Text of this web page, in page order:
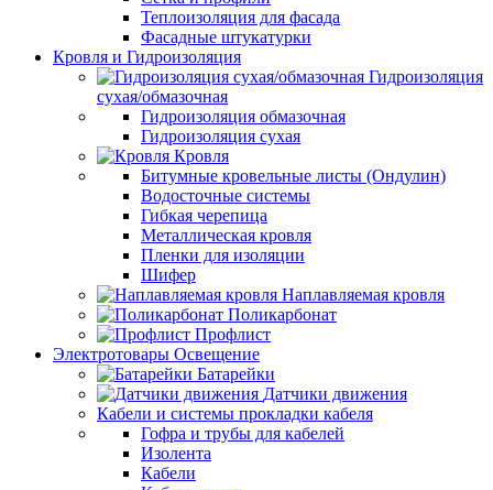
Теплоизоляция для фасада
Фасадные штукатурки
Кровля и Гидроизоляция
Гидроизоляция
сухая/обмазочная
Гидроизоляция обмазочная
Гидроизоляция сухая
Кровля
Битумные кровельные листы (Ондулин)
Водосточные системы
Гибкая черепица
Металлическая кровля
Пленки для изоляции
Шифер
Наплавляемая кровля
Поликарбонат
Профлист
Электротовары Освещение
Батарейки
Датчики движения
Кабели и системы прокладки кабеля
Гофра и трубы для кабелей
Изолента
Кабели